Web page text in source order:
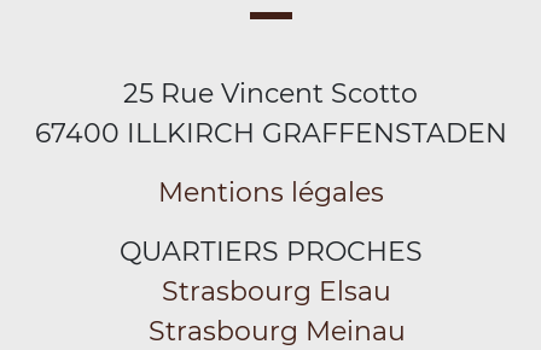
25 Rue Vincent Scotto
67400 ILLKIRCH GRAFFENSTADEN
Mentions légales
QUARTIERS PROCHES
Strasbourg Elsau
Strasbourg Meinau